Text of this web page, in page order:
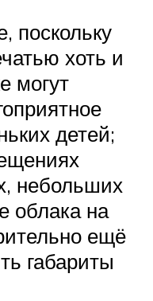
поскольку
хоть и
могут
детей;
небольших
облака на
ещё
габариты